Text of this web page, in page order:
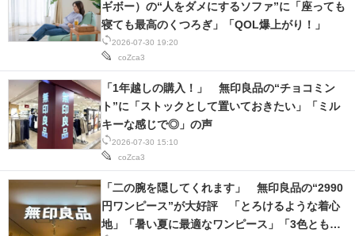
2026-07-30 19:20
coZca3
ギボー）の“人をダメにするソファ”に「座っても
寝ても最高のくつろぎ」「QOL爆上がり！」
2026-07-30 15:10
coZca3
「1年越しの購入！」 無印良品の“チョコミン
ト”に「ストックとして置いておきたい」「ミル
キーな感じで◎」の声
「二の腕を隠してくれます」 無印良品の“2990
円ワンピース”が大好評 「とろけるような着心
地」「暑い夏に最適なワンピース」「3色とも購